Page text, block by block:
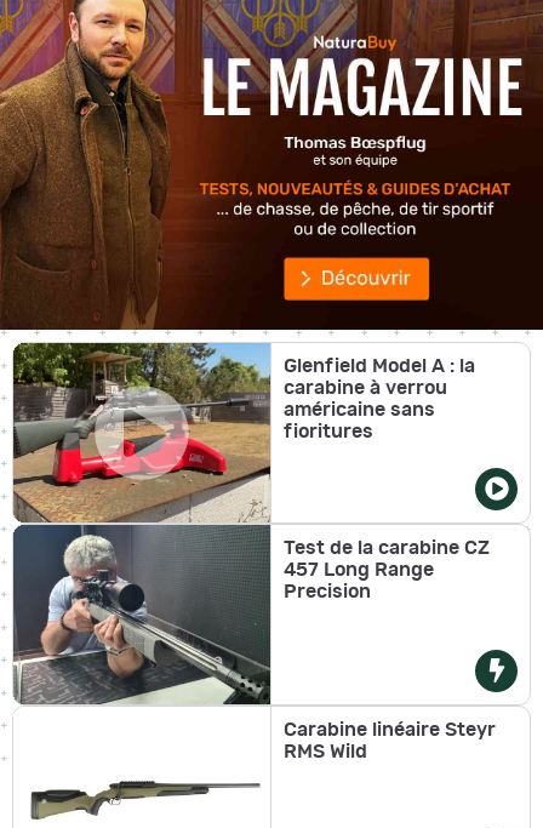
Glenfield Model A : la
carabine à verrou
américaine sans
fioritures
Test de la carabine CZ
457 Long Range
Precision
Carabine linéaire Steyr
RMS Wild